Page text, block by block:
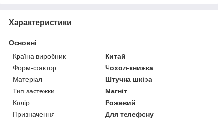
Характеристики
Основні
Країна виробник
Китай
Форм-фактор
Чохол-книжка
Матеріал
Штучна шкіра
Тип застежки
Магніт
Колір
Рожевий
Призначення
Для телефону